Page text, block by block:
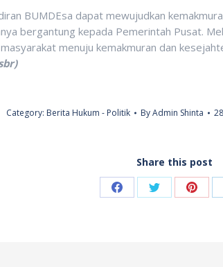
BUMDEsa dapat mewujudkan
bergantung kepada Pemerintah Pusat.
menuju kemakmuran dan
Category: Berita Hukum - Politik ByAdmin Shinta
Share this post
Share Share Share